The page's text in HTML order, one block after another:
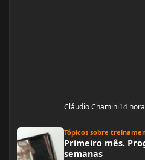
Cláudio Chamini14
Tópicos sobre
Primeiro mês.
semanas